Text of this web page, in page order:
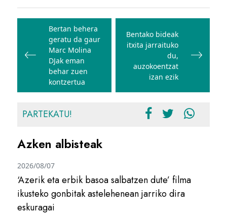
Bidalketetan
zehar
nabigatu
Bertan behera
geratu da gaur
Marc Molina
DJak eman
behar zuen
kontzertua
Bentako bideak
itxita jarraituko
du,
auzokoentzat
izan ezik
PARTEKATU!
Azken albisteak
‘Azerik eta erbik basoa salbatzen dute’ filma
ikusteko gonbitak astelehenean jarriko dira
eskuragai
2026/08/07